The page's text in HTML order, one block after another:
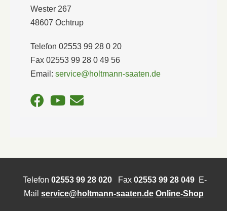
Wester 267
48607 Ochtrup
Telefon 02553 99 28 0 20
Fax 02553 99 28 0 49 56
Email: service@holtmann-saaten.de
Telefon 02553 99 28 020Fax 02553 99 28 049E-
Mail service@holtmann-saaten.de Online-Shop